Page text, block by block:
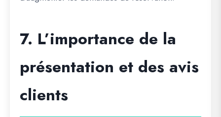
7. L’importance de la
présentation et des avis
clients